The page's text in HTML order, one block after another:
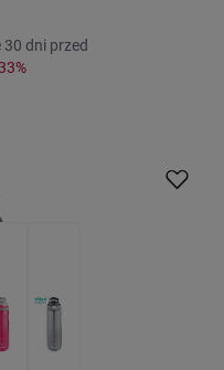
dni przed